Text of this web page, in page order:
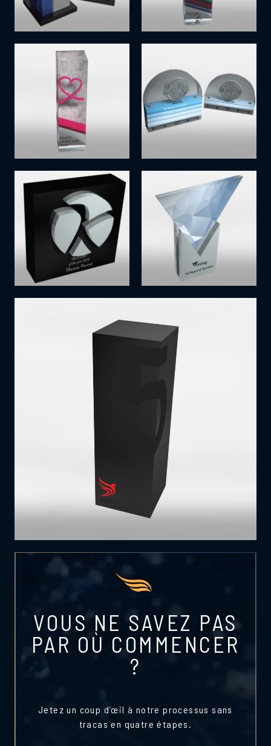
VOUS NE SAVEZ PAS
PAR OÙ COMMENCER
?
Jetez un coup d’œil à notre processus sans
tracas en quatre étapes.